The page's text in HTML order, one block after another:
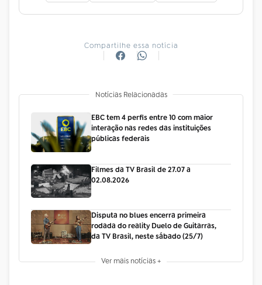
Compartilhe essa notícia
Notícias Relacionadas
EBC tem 4 perfis entre 10 com maior
interação nas redes das instituições
públicas federais
Filmes da TV Brasil de 27.07 a
02.08.2026
Disputa no blues encerra primeira
rodada do reality Duelo de Guitarras,
da TV Brasil, neste sábado (25/7)
Ver mais notícias +